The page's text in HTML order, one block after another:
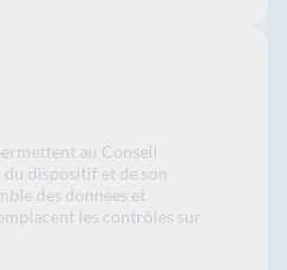
au Conseil
dispositif et de son
des données et
les contrôles sur